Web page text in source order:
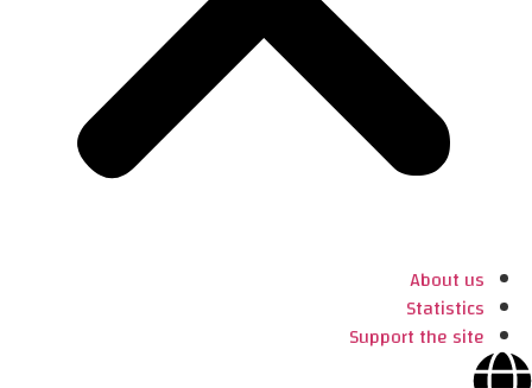
About us
Statistics
Support the site